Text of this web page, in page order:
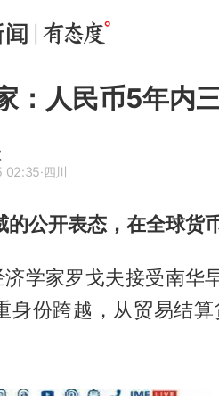
：人民币5年内
02:35·四川
的公开表态，在全球货
济学家罗戈夫接受南华
身份跨越，从贸易结